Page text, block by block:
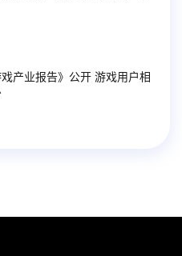
戏产业报告》公开 游戏用户相